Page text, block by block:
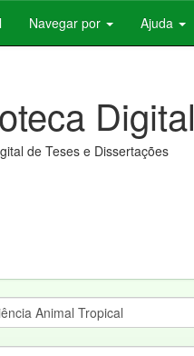
Navegar por Ajuda
de Teses e Dissertações